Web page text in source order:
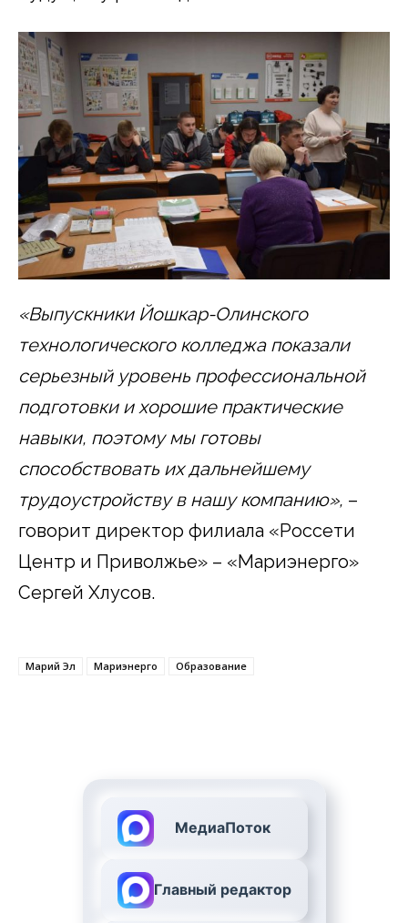
«Выпускники Йошкар-Олинского
технологического колледжа показали
серьезный уровень профессиональной
подготовки и хорошие практические
навыки, поэтому мы готовы
способствовать их дальнейшему
трудоустройству в нашу компанию», –
говорит директор филиала «Россети
Центр и Приволжье» – «Мариэнерго»
Сергей Хлусов.
Марий Эл Мариэнерго Образование
МедиаПоток
Главный редактор